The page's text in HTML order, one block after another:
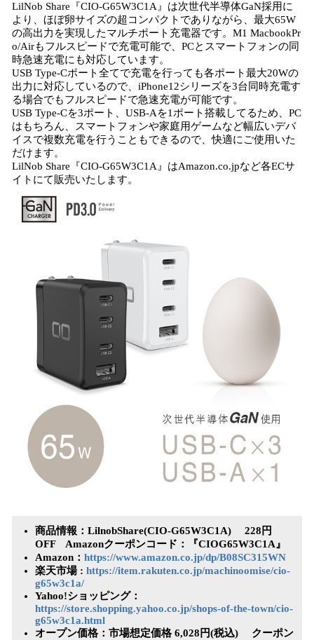
LilNob Share『CIO-G65W3C1A』は次世代半導体GaN採用に
より、ほぼ卵サイズの超コンパクトでありながら、最大65W
の高出力を実現したマルチポート充電器です。M1 MacbookPr
o/Airもフルスピードで充電可能で、PCとスマートフォンの同
時急速充電にも対応しています。
USB Type-Cポート全てで充電を行っても各ポート最大20Wの
出力に対応しているので、iPhone12シリーズを3台同時充電す
る場合でもフルスピードで急速充電が可能です。
USB Type-Cを3ポート、USB-Aを1ポート搭載してるため、PC
はもちろん、スマートフォンや家庭用ゲームなど幅広いデバ
イスで複数充電を行うこともできるので、快適にご使用いた
だけます。
LilNob Share『CIO-G65W3C1A』はAmazon.co.jpなど各ECサ
イトにて販売いたします。
商品情報：LilnobShare(CIO-G65W3C1A) 228円
OFF Amazonクーポンコード：『CIOG65W3C1A』
Amazon： https://www.amazon.co.jp/dp/B08SC315WN
楽天市場 : https://item.rakuten.co.jp/machinoomise/cio-
g65w3c1a/
Yahoo!ショッピング：
https://store.shopping.yahoo.co.jp/shops-of-the-town/cio-
g65w3c1a.html
オープン価格：市場想定価格 6,028円(税込) クーポン